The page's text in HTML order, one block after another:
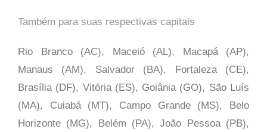
Também para suas respectivas capitais
Rio Branco (AC), Maceió (AL), Macapá (AP),
Manaus (AM), Salvador (BA), Fortaleza (CE),
Brasília (DF), Vitória (ES), Goiânia (GO), São Luís
(MA), Cuiabá (MT), Campo Grande (MS), Belo
Horizonte (MG), Belém (PA), João Pessoa (PB),